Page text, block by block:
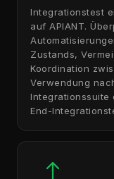
Integrationstest
auf APIANT.
Zustands,
Koordination
Verwendung
Integrationssuite
End-